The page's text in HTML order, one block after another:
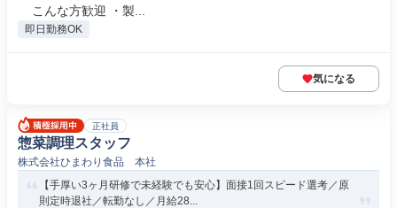
こんな方歓迎 ・製...
即日勤務OK
気になる
正社員
惣菜調理スタッフ
株式会社ひまわり食品 本社
【手厚い3ヶ月研修で未経験でも安心】面接1回スピード選考／原
則定時退社／転勤なし／月給28...